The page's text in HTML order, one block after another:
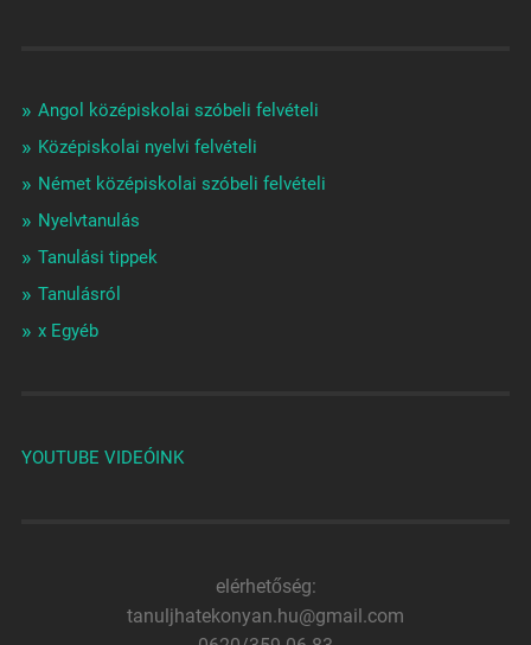
Angol középiskolai szóbeli felvételi
Középiskolai nyelvi felvételi
Német középiskolai szóbeli felvételi
Nyelvtanulás
Tanulási tippek
Tanulásról
x Egyéb
YOUTUBE VIDEÓINK
elérhetőség:
tanuljhatekonyan.hu@gmail.com